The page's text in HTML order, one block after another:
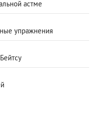
астме
упражнения